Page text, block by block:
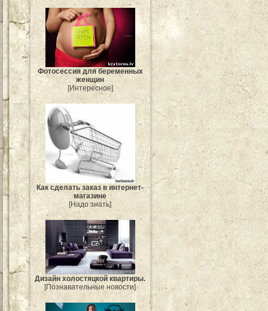
Фотосессия для беременных
женщин
[Интересное]
Как сделать заказ в интернет-
магазине
[Надо знать]
Дизайн холостяцкой квартиры.
[Познавательные новости]